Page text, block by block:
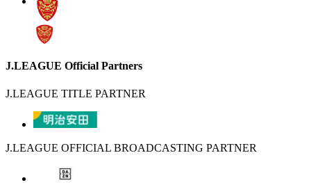
J.LEAGUE Official Partners
J.LEAGUE TITLE PARTNER
J.LEAGUE OFFICIAL BROADCASTING PARTNER